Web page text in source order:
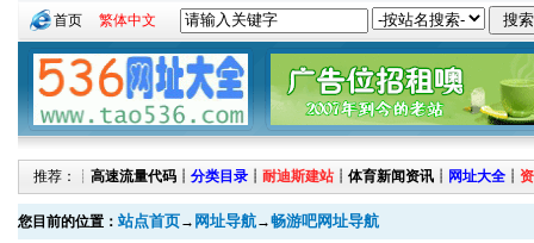
首页 繁体中文
推荐：┊ 高速流量代码 ┊ 分类目录 ┊ 耐迪斯建站 ┊ 体育新闻资讯 ┊ 网址大全 ┊
您目前的位置： 站点首页→ 网址导航→畅游吧网址导航